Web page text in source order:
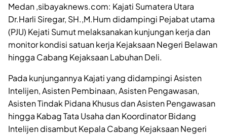
Medan ,sibayaknews.com: Kajati Sumatera Utara
Dr.Harli Siregar, SH.,M.Hum didampingi Pejabat utama
(PJU) Kejati Sumut melaksanakan kunjungan kerja dan
monitor kondisi satuan kerja Kejaksaan Negeri Belawan
hingga Cabang Kejaksaan Labuhan Deli.
Pada kunjungannya Kajati yang didampingi Asisten
Intelijen, Asisten Pembinaan, Asisten Pengawasan,
Asisten Tindak Pidana Khusus dan Asisten Pengawasan
hingga Kabag Tata Usaha dan Koordinator Bidang
Intelijen disambut Kepala Cabang Kejaksaan Negeri